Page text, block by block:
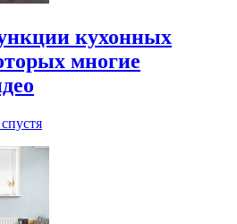
кухонных
многие